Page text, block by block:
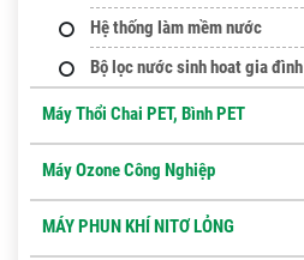
Hệ thống làm mềm nước
Bộ lọc nước sinh hoat gia đình
Máy Thổi Chai PET, Bình PET
Máy Ozone Công Nghiệp
MÁY PHUN KHÍ NITƠ LỎNG